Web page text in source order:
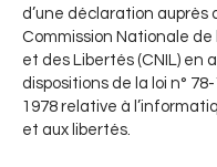
d’une déclaration auprès
Commission Nationale de
et des Libertés (CNIL) en
dispositions de la loi n°
1978 relative à
et aux libertés.